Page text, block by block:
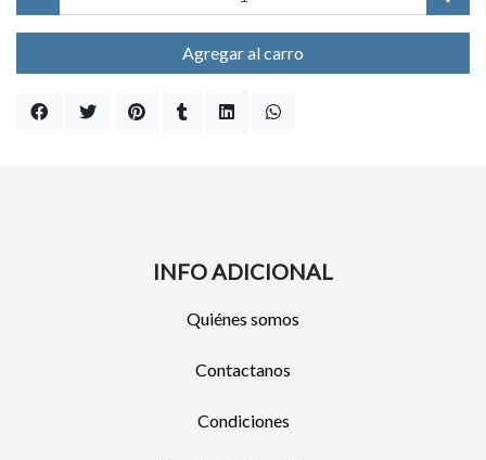
Agregar al carro
INFO ADICIONAL
Quiénes somos
Contactanos
Condiciones